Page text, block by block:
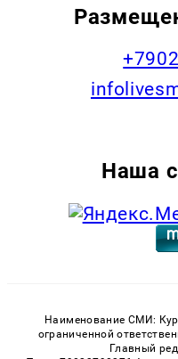
Наша
Наименование СМИ:
ограниченной
Главный